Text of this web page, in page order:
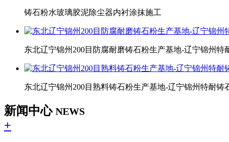
铸石粉水玻璃胶泥除尘器内衬涂抹施工
东北辽宁锦州200目防腐耐磨铸石粉生产基地-辽宁锦州特
东北辽宁锦州200目熟料铸石粉生产基地-辽宁锦州特耐铸
新闻中心 NEWS
+